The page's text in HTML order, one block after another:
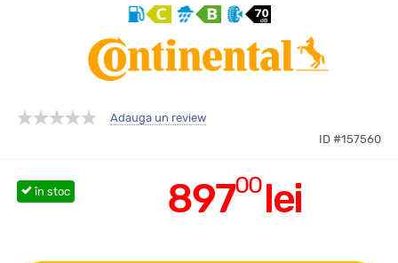
Adauga un review
ID #157560
89700lei
în stoc